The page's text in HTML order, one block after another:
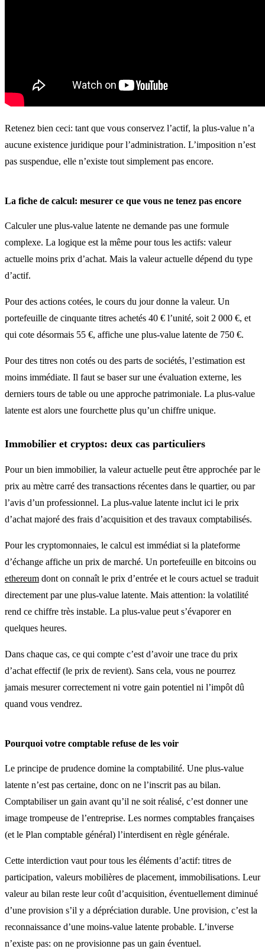
Retenez bien ceci: tant que vous conservez l’actif, la plus-value n’a
aucune existence juridique pour l’administration. L’imposition n’est
pas suspendue, elle n’existe tout simplement pas encore.
La fiche de calcul: mesurer ce que vous ne tenez pas encore
Calculer une plus-value latente ne demande pas une formule
complexe. La logique est la même pour tous les actifs: valeur
actuelle moins prix d’achat. Mais la valeur actuelle dépend du type
d’actif.
Pour des actions cotées, le cours du jour donne la valeur. Un
portefeuille de cinquante titres achetés 40 € l’unité, soit 2 000 €, et
qui cote désormais 55 €, affiche une plus-value latente de 750 €.
Pour des titres non cotés ou des parts de sociétés, l’estimation est
moins immédiate. Il faut se baser sur une évaluation externe, les
derniers tours de table ou une approche patrimoniale. La plus-value
latente est alors une fourchette plus qu’un chiffre unique.
Immobilier et cryptos: deux cas particuliers
Pour un bien immobilier, la valeur actuelle peut être approchée par le
prix au mètre carré des transactions récentes dans le quartier, ou par
l’avis d’un professionnel. La plus-value latente inclut ici le prix
d’achat majoré des frais d’acquisition et des travaux comptabilisés.
Pour les cryptomonnaies, le calcul est immédiat si la plateforme
d’échange affiche un prix de marché. Un portefeuille en bitcoins ou
ethereum dont on connaît le prix d’entrée et le cours actuel se traduit
directement par une plus-value latente. Mais attention: la volatilité
rend ce chiffre très instable. La plus-value peut s’évaporer en
quelques heures.
Dans chaque cas, ce qui compte c’est d’avoir une trace du prix
d’achat effectif (le prix de revient). Sans cela, vous ne pourrez
jamais mesurer correctement ni votre gain potentiel ni l’impôt dû
quand vous vendrez.
Pourquoi votre comptable refuse de les voir
Le principe de prudence domine la comptabilité. Une plus-value
latente n’est pas certaine, donc on ne l’inscrit pas au bilan.
Comptabiliser un gain avant qu’il ne soit réalisé, c’est donner une
image trompeuse de l’entreprise. Les normes comptables françaises
(et le Plan comptable général) l’interdisent en règle générale.
Cette interdiction vaut pour tous les éléments d’actif: titres de
participation, valeurs mobilières de placement, immobilisations. Leur
valeur au bilan reste leur coût d’acquisition, éventuellement diminué
d’une provision s’il y a dépréciation durable. Une provision, c’est la
reconnaissance d’une moins-value latente probable. L’inverse
n’existe pas: on ne provisionne pas un gain éventuel.